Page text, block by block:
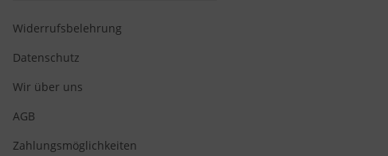
Widerrufsbelehrung
Datenschutz
Wir über uns
AGB
Zahlungsmöglichkeiten